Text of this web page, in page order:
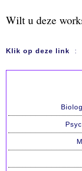
Wilt u deze
Klik op deze link :